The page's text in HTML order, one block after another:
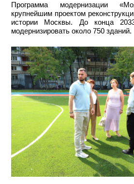
Программа модернизации
крупнейшим проектом
истории Москвы. До конца
модернизировать около 750 зданий.